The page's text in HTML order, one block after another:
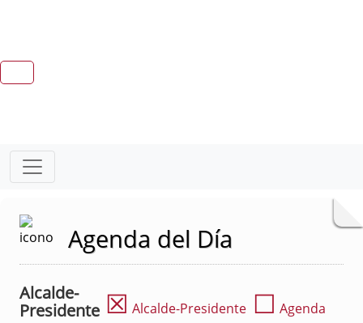
Agenda del Día
Alcalde-
Presidente ☒ Alcalde-Presidente ☐ Agenda